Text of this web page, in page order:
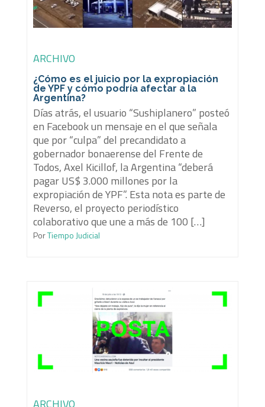
ARCHIVO
¿Cómo es el juicio por la expropiación
de YPF y cómo podría afectar a la
Argentina?
Días atrás, el usuario “Sushiplanero” posteó
en Facebook un mensaje en el que señala
que por “culpa” del precandidato a
gobernador bonaerense del Frente de
Todos, Axel Kicillof, la Argentina “deberá
pagar US$ 3.000 millones por la
expropiación de YPF”. Esta nota es parte de
Reverso, el proyecto periodístico
colaborativo que une a más de 100 […]
PorTiempo Judicial
ARCHIVO